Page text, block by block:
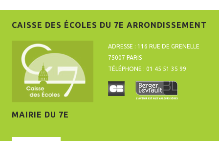
CAISSE DES ÉCOLES DU 7E ARRONDISSEMENT
ADRESSE : 116 RUE DE GRENELLE
75007 PARIS
TÉLÉPHONE : 01 45 51 35 99
MAIRIE DU 7E